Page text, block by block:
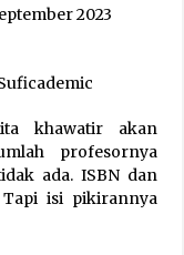
dan Spiritual 80
2023
khawatir akan
profesornya
ada. ISBN dan
isi pikirannya